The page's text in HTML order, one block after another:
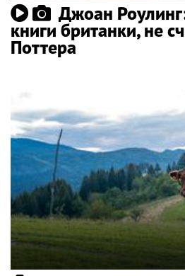
Джоан
книги британки, не
Поттера